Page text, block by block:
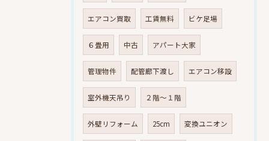
エアコン買取 工賃無料 ビケ足場
６畳用 中古 アパート大家
管理物件 配管廊下渡し エアコン移設
室外機天吊り ２階～１階
外壁リフォーム 25cm 変換ユニオン